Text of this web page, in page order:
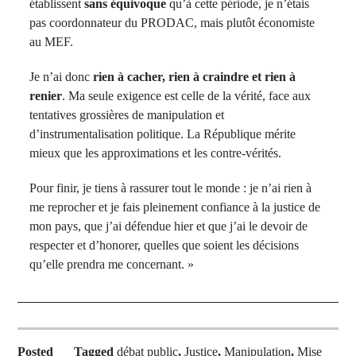
établissent sans équivoque qu’à cette période, je n’étais
pas coordonnateur du PRODAC, mais plutôt économiste
au MEF.
Je n’ai donc rien à cacher, rien à craindre et rien à
renier. Ma seule exigence est celle de la vérité, face aux
tentatives grossières de manipulation et
d’instrumentalisation politique. La République mérite
mieux que les approximations et les contre-vérités.
Pour finir, je tiens à rassurer tout le monde : je n’ai rien à
me reprocher et je fais pleinement confiance à la justice de
mon pays, que j’ai défendue hier et que j’ai le devoir de
respecter et d’honorer, quelles que soient les décisions
qu’elle prendra me concernant. »
Posted
Tagged débat public, Justice, Manipulation, Mise